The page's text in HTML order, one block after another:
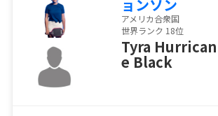
ョンソン
アメリカ合衆国
世界ランク 18位
Tyra Hurrican
e Black